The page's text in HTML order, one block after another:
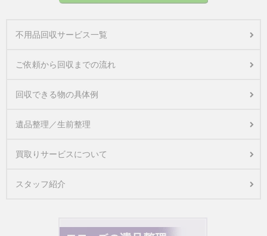
不用品回収サービス一覧
ご依頼から回収までの流れ
回収できる物の具体例
遺品整理／生前整理
買取りサービスについて
スタッフ紹介